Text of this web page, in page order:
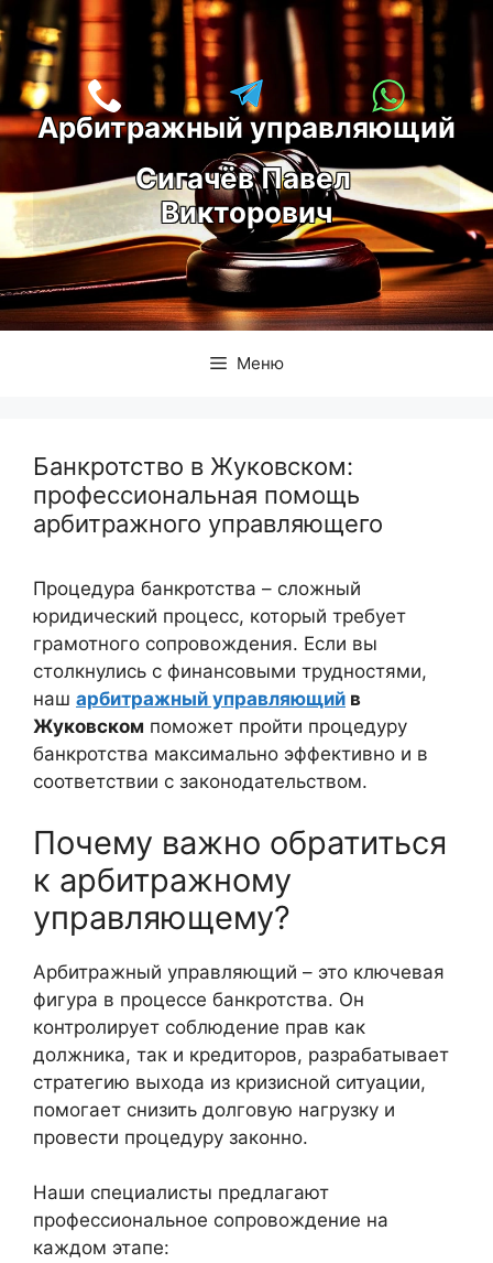
Перейти
к
содержимому
Арбитражный управляющий
Сигачёв Павел
Викторович
Меню
Банкротство в Жуковском:
профессиональная помощь
арбитражного управляющего
Процедура банкротства – сложный
юридический процесс, который требует
грамотного сопровождения. Если вы
столкнулись с финансовыми трудностями,
наш арбитражный управляющий в
Жуковском поможет пройти процедуру
банкротства максимально эффективно и в
соответствии с законодательством.
Почему важно обратиться
к арбитражному
управляющему?
Арбитражный управляющий – это ключевая
фигура в процессе банкротства. Он
контролирует соблюдение прав как
должника, так и кредиторов, разрабатывает
стратегию выхода из кризисной ситуации,
помогает снизить долговую нагрузку и
провести процедуру законно.
Наши специалисты предлагают
профессиональное сопровождение на
каждом этапе: